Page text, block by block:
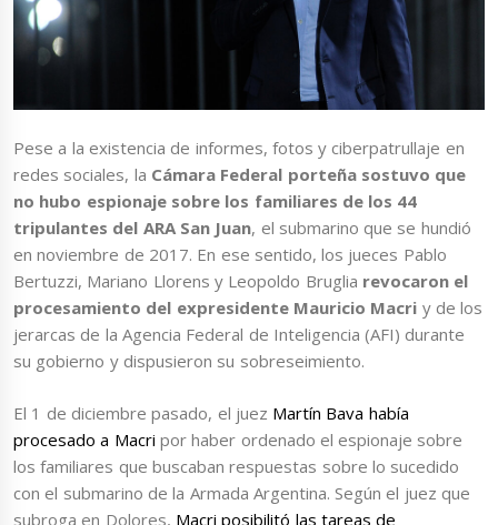
Pese a la existencia de informes, fotos y ciberpatrullaje en
redes sociales, la Cámara Federal porteña sostuvo que
no hubo espionaje sobre los familiares de los 44
tripulantes del ARA San Juan, el submarino que se hundió
en noviembre de 2017. En ese sentido, los jueces Pablo
Bertuzzi, Mariano Llorens y Leopoldo Bruglia revocaron el
procesamiento del expresidente Mauricio Macri y de los
jerarcas de la Agencia Federal de Inteligencia (AFI) durante
su gobierno y dispusieron su sobreseimiento.
El 1 de diciembre pasado, el juez Martín Bava había
procesado a Macri por haber ordenado el espionaje sobre
los familiares que buscaban respuestas sobre lo sucedido
con el submarino de la Armada Argentina. Según el juez que
subroga en Dolores, Macri posibilitó las tareas de